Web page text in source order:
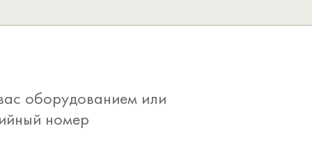
оборудованием или
номер